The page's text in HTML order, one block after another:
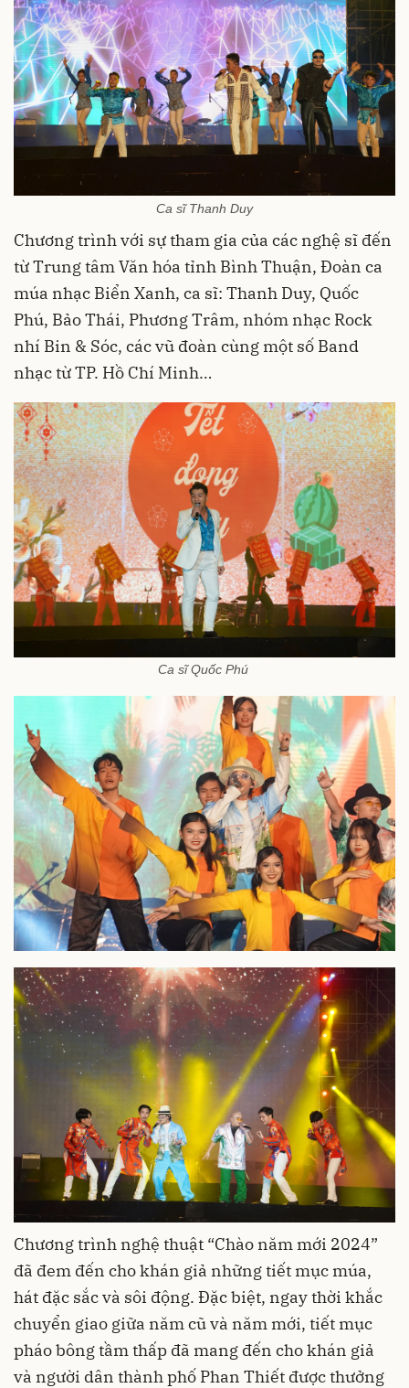
Ca sĩ Thanh Duy
Chương trình với sự tham gia của các nghệ sĩ đến
từ Trung tâm Văn hóa tỉnh Bình Thuận, Đoàn ca
múa nhạc Biển Xanh, ca sĩ: Thanh Duy, Quốc
Phú, Bảo Thái, Phương Trâm, nhóm nhạc Rock
nhí Bin & Sóc, các vũ đoàn cùng một số Band
nhạc từ TP. Hồ Chí Minh…
Ca sĩ Quốc Phú
Chương trình nghệ thuật “Chào năm mới 2024”
đã đem đến cho khán giả những tiết mục múa,
hát đặc sắcvà sôi động. Đặc biệt, ngay thời khắc
chuyển giao giữa năm cũ và năm mới, tiết mục
pháo bông tầm thấp đã mang đến cho khán giả
và người dân thành phố Phan Thiết được thưởng